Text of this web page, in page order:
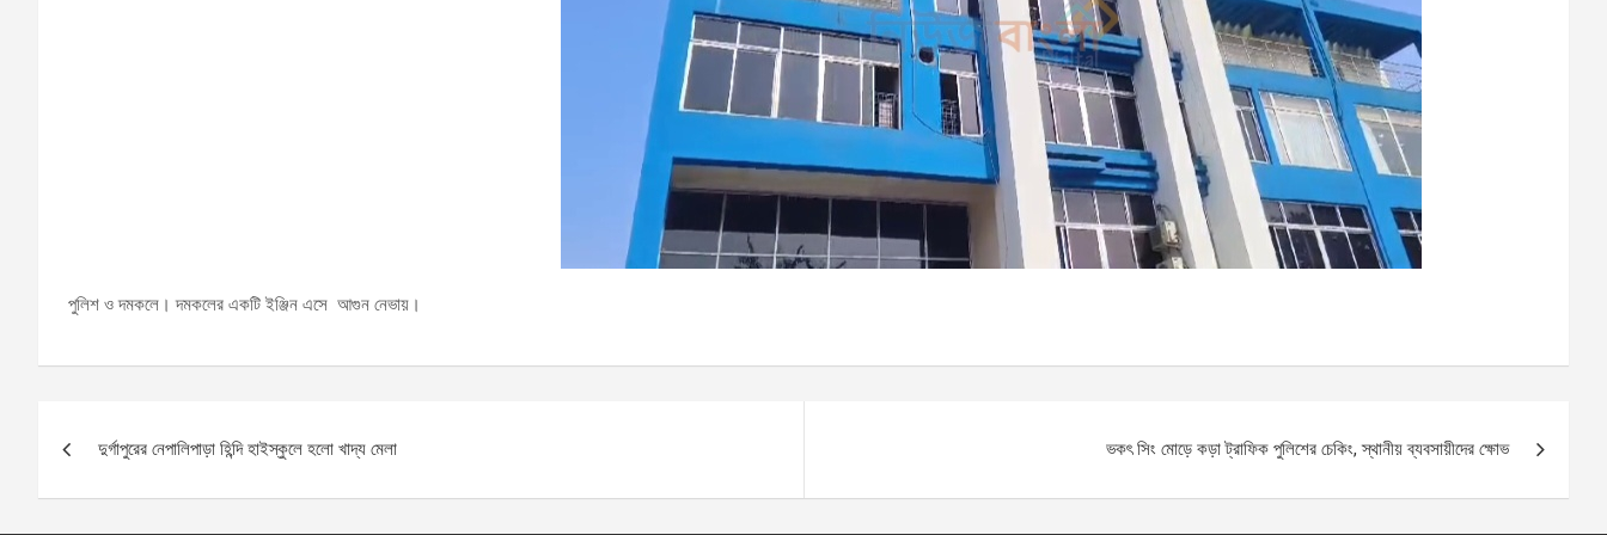
পুলিশ ও দমকলে। দমকলের একটি ইঞ্জিন এসে আগুন নেভায়।
navigation
দুর্গাপুরের নেপালিপাড়া হিন্দি হাইস্কুলে হলো খাদ্য মেলা ভকৎ সিং মোড়ে কড়া ট্রাফিক পুলিশের চেকিং, স্থানীয় ব্যবসায়ীদের ক্ষোভ